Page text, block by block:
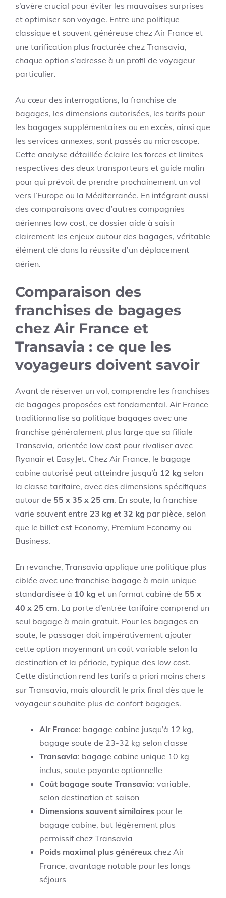
s’avère crucial pour éviter les mauvaises surprises
et optimiser son voyage. Entre une politique
classique et souvent généreuse chez Air France et
une tarification plus fracturée chez Transavia,
chaque option s’adresse à un profil de voyageur
particulier.
Au cœur des interrogations, la franchise de
bagages, les dimensions autorisées, les tarifs pour
les bagages supplémentaires ou en excès, ainsi que
les services annexes, sont passés au microscope.
Cette analyse détaillée éclaire les forces et limites
respectives des deux transporteurs et guide malin
pour qui prévoit de prendre prochainement un vol
vers l’Europe ou la Méditerranée. En intégrant aussi
des comparaisons avec d’autres compagnies
aériennes low cost, ce dossier aide à saisir
clairement les enjeux autour des bagages, véritable
élément clé dans la réussite d’un déplacement
aérien.
Comparaison des
franchises de bagages
chez Air France et
Transavia : ce que les
voyageurs doivent savoir
Avant de réserver un vol, comprendre les franchises
de bagages proposées est fondamental. Air France
traditionnalise sa politique bagages avec une
franchise généralement plus large que sa filiale
Transavia, orientée low cost pour rivaliser avec
Ryanair et EasyJet. Chez Air France, le bagage
cabine autorisé peut atteindre jusqu’à 12 kg selon
la classe tarifaire, avec des dimensions spécifiques
autour de 55 x 35 x 25 cm. En soute, la franchise
varie souvent entre 23 kg et 32 kg par pièce, selon
que le billet est Economy, Premium Economy ou
Business.
En revanche, Transavia applique une politique plus
ciblée avec une franchise bagage à main unique
standardisée à 10 kg et un format cabiné de 55 x
40 x 25 cm. La porte d’entrée tarifaire comprend un
seul bagage à main gratuit. Pour les bagages en
soute, le passager doit impérativement ajouter
cette option moyennant un coût variable selon la
destination et la période, typique des low cost.
Cette distinction rend les tarifs a priori moins chers
sur Transavia, mais alourdit le prix final dès que le
voyageur souhaite plus de confort bagages.
Air France: bagage cabine jusqu’à 12 kg,
bagage soute de 23-32 kg selon classe
Transavia: bagage cabine unique 10 kg
inclus, soute payante optionnelle
Coût bagage soute Transavia: variable,
selon destination et saison
Dimensions souvent similaires pour le
bagage cabine, but légèrement plus
permissif chez Transavia
Poids maximal plus généreux chez Air
France, avantage notable pour les longs
séjours